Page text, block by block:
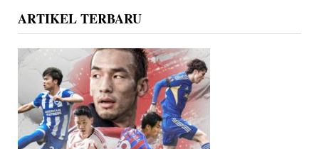
ARTIKEL TERBARU